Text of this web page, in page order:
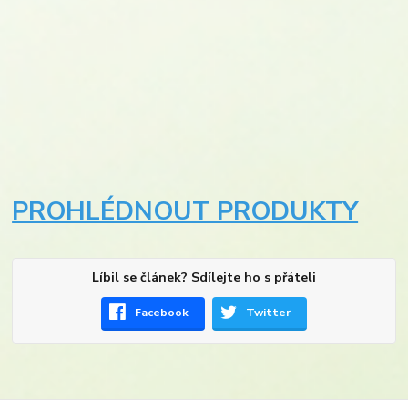
PROHLÉDNOUT PRODUKTY
Líbil se článek? Sdílejte ho s přáteli
Facebook Twitter